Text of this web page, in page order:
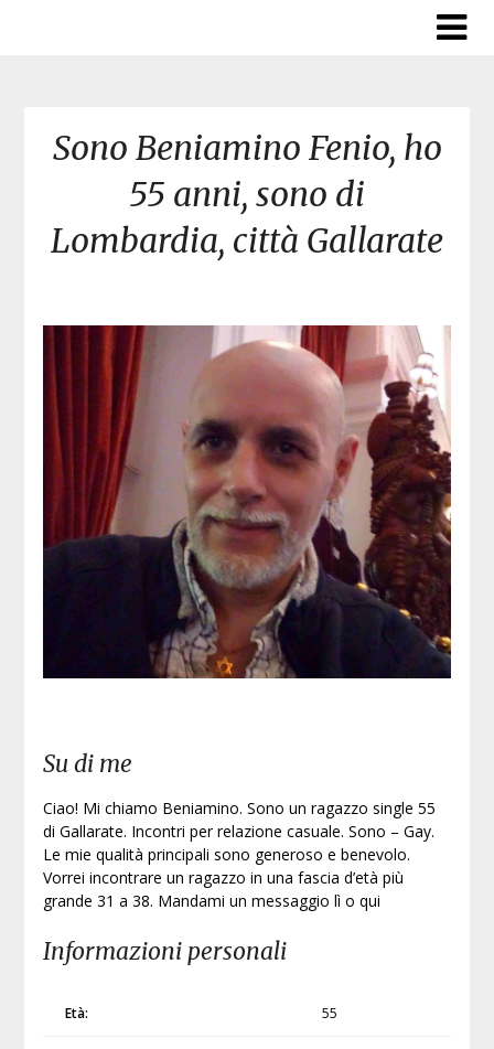
Sono Beniamino Fenio, ho
55 anni, sono di
Lombardia, città Gallarate
Su di me
Ciao! Mi chiamo Beniamino. Sono un ragazzo single 55
di Gallarate. Incontri per relazione casuale. Sono – Gay.
Le mie qualità principali sono generoso e benevolo.
Vorrei incontrare un ragazzo in una fascia d’età più
grande 31 a 38. Mandami un messaggio lì o qui
Informazioni personali
Età: 55